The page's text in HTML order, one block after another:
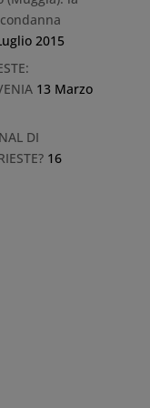
2015
13 Marzo
DI
16